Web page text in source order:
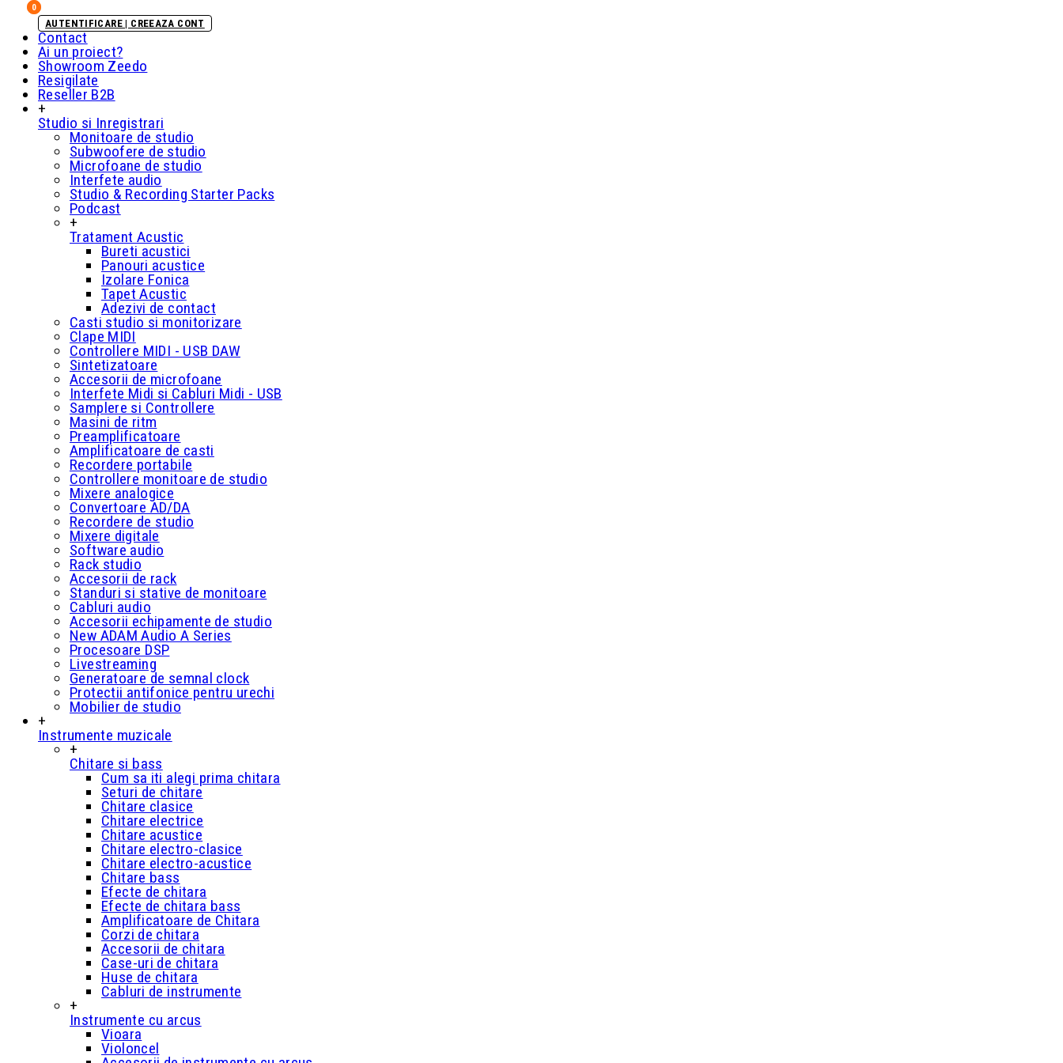
AUTENTIFICARE | CREEAZA CONT
Contact
Ai un proiect?
Showroom Zeedo
Resigilate
Reseller B2B
+
Studio si Inregistrari
Monitoare de studio
Subwoofere de studio
Microfoane de studio
Interfete audio
Studio & Recording Starter Packs
Podcast
+
Tratament Acustic
Bureti acustici
Panouri acustice
Izolare Fonica
Tapet Acustic
Adezivi de contact
Casti studio si monitorizare
Clape MIDI
Controllere MIDI - USB DAW
Sintetizatoare
Accesorii de microfoane
Interfete Midi si Cabluri Midi - USB
Samplere si Controllere
Masini de ritm
Preamplificatoare
Amplificatoare de casti
Recordere portabile
Controllere monitoare de studio
Mixere analogice
Convertoare AD/DA
Recordere de studio
Mixere digitale
Software audio
Rack studio
Accesorii de rack
Standuri si stative de monitoare
Cabluri audio
Accesorii echipamente de studio
New ADAM Audio A Series
Procesoare DSP
Livestreaming
Generatoare de semnal clock
Protectii antifonice pentru urechi
Mobilier de studio
+
Instrumente muzicale
+
Chitare si bass
Cum sa iti alegi prima chitara
Seturi de chitare
Chitare clasice
Chitare electrice
Chitare acustice
Chitare electro-clasice
Chitare electro-acustice
Chitare bass
Efecte de chitara
Efecte de chitara bass
Amplificatoare de Chitara
Corzi de chitara
Accesorii de chitara
Case-uri de chitara
Huse de chitara
Cabluri de instrumente
+
Instrumente cu arcus
Vioara
Violoncel
0
0